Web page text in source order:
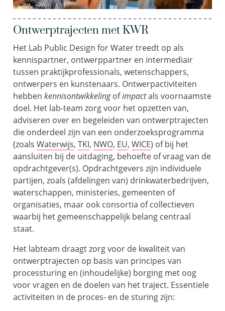
Ontwerptrajecten met KWR
Het Lab Public Design for Water treedt op als
kennispartner, ontwerppartner en intermediair
tussen praktijkprofessionals, wetenschappers,
ontwerpers en kunstenaars. Ontwerpactiviteiten
hebben kennisontwikkelingofimpactals voornaamste
doel. Het lab-team zorg voor het opzetten van,
adviseren over en begeleiden van ontwerptrajecten
die onderdeel zijn van een onderzoeksprogramma
(zoals Waterwijs, TKI, NWO, EU, WICE) of bij het
aansluiten bij de uitdaging, behoefte of vraag van de
opdrachtgever(s). Opdrachtgevers zijn individuele
partijen, zoals (afdelingen van) drinkwaterbedrijven,
waterschappen, ministeries, gemeenten of
organisaties, maar ook consortia of collectieven
waarbij het gemeenschappelijk belang centraal
staat.
Het labteam draagt zorg voor de kwaliteit van
ontwerptrajecten op basis van principes van
processturing en (inhoudelijke) borging met oog
voor vragen en de doelen van het traject. Essentiele
activiteiten in de proces- en de sturing zijn: